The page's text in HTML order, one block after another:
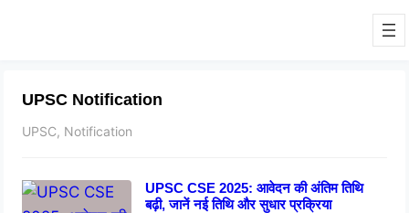
UPSC Notification
UPSC, Notification
UPSC CSE 2025: आवेदन की अंतिम तिथि
बढ़ी, जानें नई तिथि और सुधार प्रक्रिया